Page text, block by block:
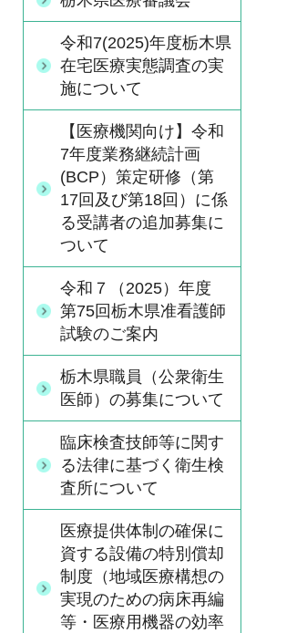
令和7(2025)年度栃木県
在宅医療実態調査の実
施について
【医療機関向け】令和
7年度業務継続計画
(BCP）策定研修（第
17回及び第18回）に係
る受講者の追加募集に
ついて
令和７（2025）年度
第75回栃木県准看護師
試験のご案内
栃木県職員（公衆衛生
医師）の募集について
臨床検査技師等に関す
る法律に基づく衛生検
査所について
医療提供体制の確保に
資する設備の特別償却
制度（地域医療構想の
実現のための病床再編
等・医療用機器の効率